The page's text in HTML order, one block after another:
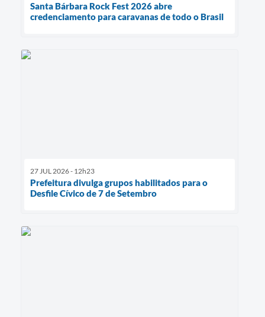
Santa Bárbara Rock Fest 2026 abre
credenciamento para caravanas de todo o Brasil
27 JUL 2026 - 12h23
Prefeitura divulga grupos habilitados para o
Desfile Cívico de 7 de Setembro